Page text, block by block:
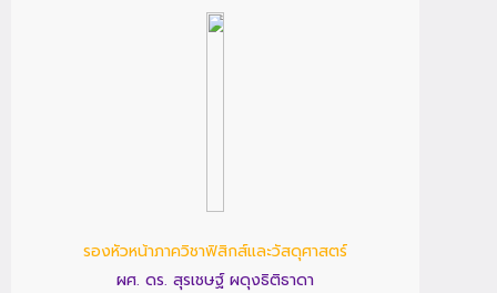
รองหัวหน้าภาควิชาฟิสิกส์และวัสดุศาสตร์
ผศ. ดร. สุรเชษฐ์ ผดุงธิติธาดา